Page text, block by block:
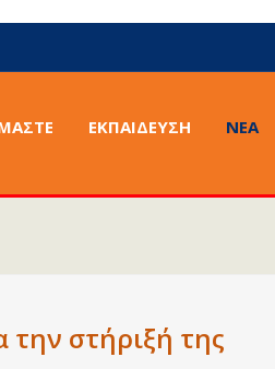
ΕΚΠΑΙΔΕΥΣΗ ΝΈΑ
την στήριξή της